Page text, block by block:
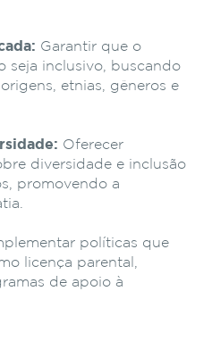
Garantir que o
seja inclusivo, buscando
etnias, gêneros e
Oferecer
diversidade e inclusão
promovendo a
políticas que
licença parental,
de apoio à